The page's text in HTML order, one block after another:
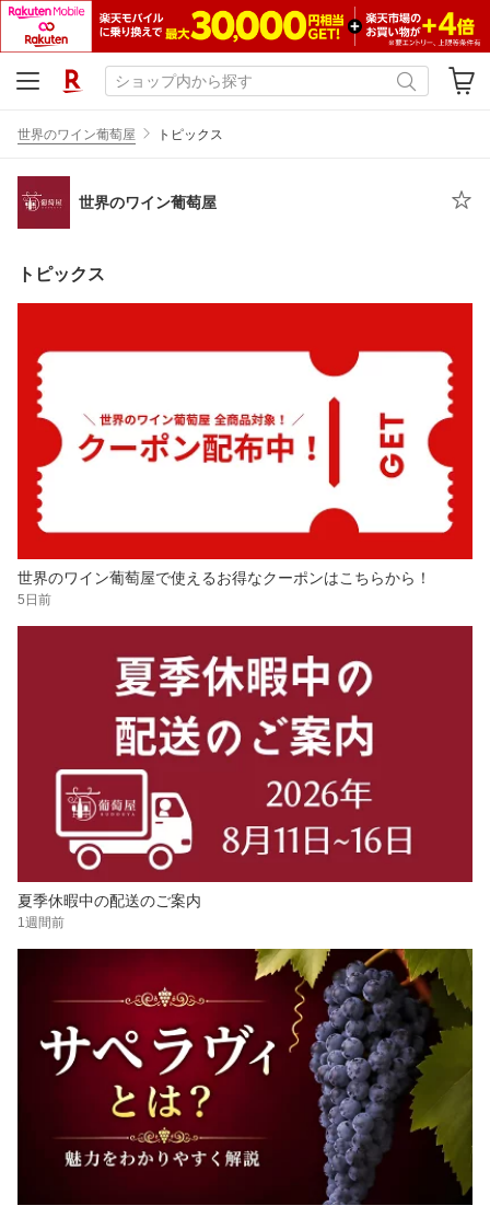
世界のワイン葡萄屋 トピックス
世界のワイン葡萄屋
トピックス
世界のワイン葡萄屋で使えるお得なクーポンはこちらから！
5日前
夏季休暇中の配送のご案内
1週間前